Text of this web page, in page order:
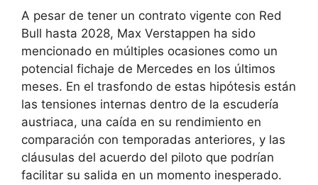
A pesar de tener un contrato vigente con Red
Bull hasta 2028, Max Verstappen ha sido
mencionado en múltiples ocasiones como un
potencial fichaje de Mercedes en los últimos
meses. En el trasfondo de estas hipótesis están
las tensiones internas dentro de la escudería
austriaca, una caída en su rendimiento en
comparación con temporadas anteriores, y las
cláusulas del acuerdo del piloto que podrían
facilitar su salida en un momento inesperado.